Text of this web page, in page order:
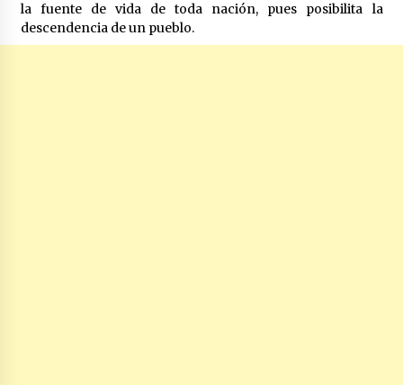
la fuente de vida de toda nación, pues posibilita la
descendencia de un pueblo.